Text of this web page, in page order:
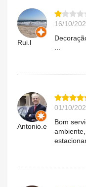
Rui.l
16/10/
Antonio.e
01/10/
Bom